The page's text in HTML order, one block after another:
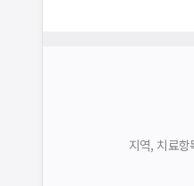
지역, 치료